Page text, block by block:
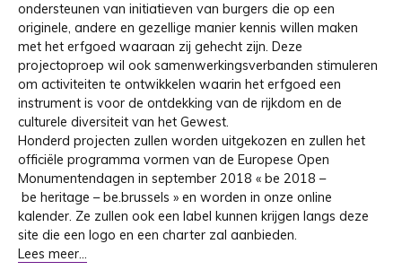
ondersteunen van initiatieven van burgers die op een
originele, andere en gezellige manier kennis willen maken
met het erfgoed waaraan zij gehecht zijn. Deze
projectoproep wil ook samenwerkingsverbanden stimuleren
om activiteiten te ontwikkelen waarin het erfgoed een
instrument is voor de ontdekking van de rijkdom en de
culturele diversiteit van het Gewest.
Honderd projecten zullen worden uitgekozen en zullen het
officiële programma vormen van de Europese Open
Monumentendagen in september 2018 « be 2018 –
be heritage – be.brussels » en worden in onze online
kalender. Ze zullen ook een label kunnen krijgen langs deze
site die een logo en een charter zal aanbieden.
Lees meer...